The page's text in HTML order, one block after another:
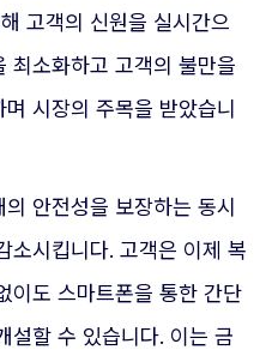
고객의 신원을 실시간으
최소화하고 고객의 불만을
시장의 주목을 받았습니
안전성을 보장하는 동시
소시킵니다. 고객은 이제 복
이도 스마트폰을 통한 간단
설할 수 있습니다. 이는 금